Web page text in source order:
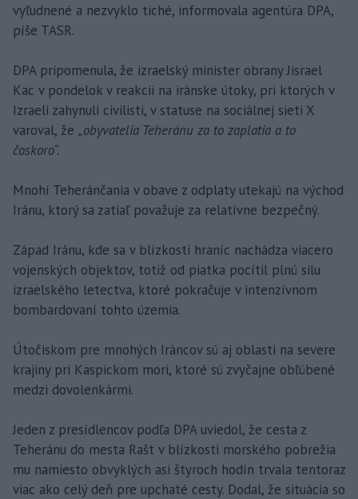
vyľudnené a nezvyklo tiché, informovala agentúra DPA,
píše TASR.
DPA pripomenula, že izraelský minister obrany Jisrael
Kac v pondelok v reakcii na iránske útoky, pri ktorých v
Izraeli zahynuli civilisti, v statuse na sociálnej sieti X
varoval, že „obyvatelia Teheránu za to zaplatia a to
čoskoro“.
Mnohí Teheránčania v obave z odplaty utekajú na východ
Iránu, ktorý sa zatiaľ považuje za relatívne bezpečný.
Západ Iránu, kde sa v blízkosti hraníc nachádza viacero
vojenských objektov, totiž od piatka pocítil plnú silu
izraelského letectva, ktoré pokračuje v intenzívnom
bombardovaní tohto územia.
Útočiskom pre mnohých Iráncov sú aj oblasti na severe
krajiny pri Kaspickom mori, ktoré sú zvyčajne obľúbené
medzi dovolenkármi.
Jeden z presídlencov podľa DPA uviedol, že cesta z
Teheránu do mesta Rašt v blízkosti morského pobrežia
mu namiesto obvyklých asi štyroch hodín trvala tentoraz
viac ako celý deň pre upchaté cesty. Dodal, že situácia so